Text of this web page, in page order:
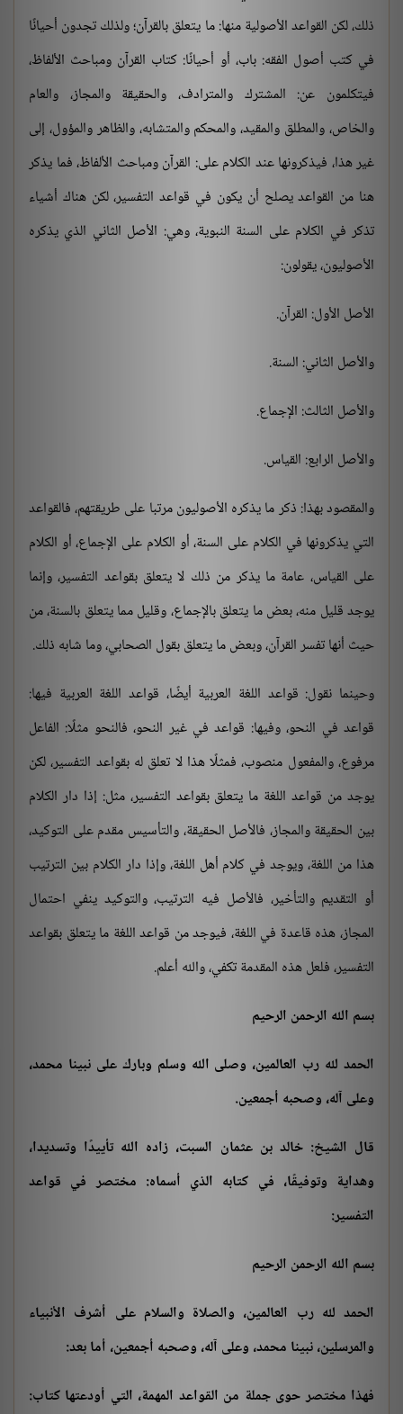
ذلك، لكن القواعد الأصولية منها: ما يتعلق بالقرآن؛ ولذلك تجدون أحيانًا
في كتب أصول الفقه: باب، أو أحيانًا: كتاب القرآن ومباحث الألفاظ،
فيتكلمون عن: المشترك والمترادف، والحقيقة والمجاز، والعام
والخاص، والمطلق والمقيد، والمحكم والمتشابه، والظاهر والمؤول، إلى
غير هذا، فيذكرونها عند الكلام على: القرآن ومباحث الألفاظ، فما يذكر
هنا من القواعد يصلح أن يكون في قواعد التفسير، لكن هناك أشياء
تذكر في الكلام على السنة النبوية، وهي: الأصل الثاني الذي يذكره
الأصوليون، يقولون:
الأصل الأول: القرآن.
والأصل الثاني: السنة.
والأصل الثالث: الإجماع.
والأصل الرابع: القياس.
والمقصود بهذا: ذكر ما يذكره الأصوليون مرتبا على طريقتهم، فالقواعد
التي يذكرونها في الكلام على السنة، أو الكلام على الإجماع، أو الكلام
على القياس، عامة ما يذكر من ذلك لا يتعلق بقواعد التفسير، وإنما
يوجد قليل منه، بعض ما يتعلق بالإجماع، وقليل مما يتعلق بالسنة، من
حيث أنها تفسر القرآن، وبعض ما يتعلق بقول الصحابي، وما شابه ذلك.
وحينما نقول: قواعد اللغة العربية أيضًا، قواعد اللغة العربية فيها:
قواعد في النحو، وفيها: قواعد في غير النحو، فالنحو مثلًا: الفاعل
مرفوع، والمفعول منصوب، فمثلًا هذا لا تعلق له بقواعد التفسير، لكن
يوجد من قواعد اللغة ما يتعلق بقواعد التفسير، مثل: إذا دار الكلام
بين الحقيقة والمجاز، فالأصل الحقيقة، والتأسيس مقدم على التوكيد،
هذا من اللغة، ويوجد في كلام أهل اللغة، وإذا دار الكلام بين الترتيب
أو التقديم والتأخير، فالأصل فيه الترتيب، والتوكيد ينفي احتمال
المجاز، هذه قاعدة في اللغة، فيوجد من قواعد اللغة ما يتعلق بقواعد
التفسير، فلعل هذه المقدمة تكفي، والله أعلم.
بسم الله الرحمن الرحيم
الحمد لله رب العالمين، وصلى الله وسلم وبارك على نبينا محمد،
وعلى آله، وصحبه أجمعين.
قال الشيخ: خالد بن عثمان السبت، زاده الله تأييدًا وتسديدا،
وهداية وتوفيقًا، في كتابه الذي أسماه: مختصر في قواعد
التفسير:
بسم الله الرحمن الرحيم
الحمد لله رب العالمين، والصلاة والسلام على أشرف الأنبياء
والمرسلين، نبينا محمد، وعلى آله، وصحبه أجمعين، أما بعد:
فهذا مختصر حوى جملة من القواعد المهمة، التي أودعتها كتاب: